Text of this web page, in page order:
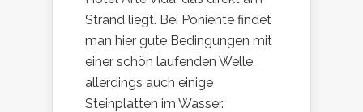
Strand liegt. Bei Poniente findet
man hier gute Bedingungen mit
einer schön laufenden Welle,
allerdings auch einige
Steinplatten im Wasser.